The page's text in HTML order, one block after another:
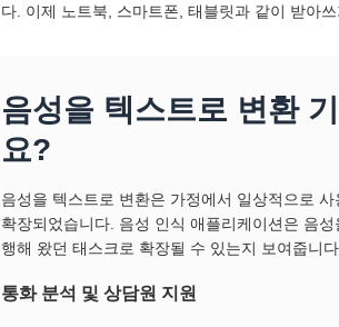
다. 이제 노트북, 스마트폰, 태블릿과 같이 받아
음성을 텍스트로 변환
요?
음성을 텍스트로 변환은 가정에서 일상적으로
확장되었습니다. 음성 인식 애플리케이션은 음
행해 왔던 태스크로 확장될 수 있는지 보여줍니다.
통화 분석 및 상담원 지원